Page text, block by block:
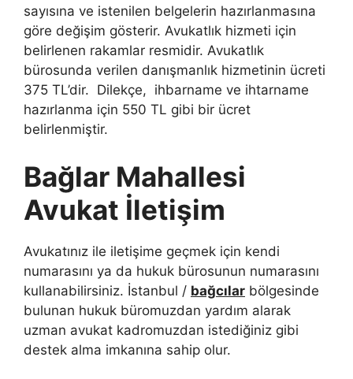
sayısına ve istenilen belgelerin hazırlanmasına
göre değişim gösterir. Avukatlık hizmeti için
belirlenen rakamlar resmidir. Avukatlık
bürosunda verilen danışmanlık hizmetinin ücreti
375 TL’dir. Dilekçe, ihbarname ve ihtarname
hazırlanma için 550 TL gibi bir ücret
belirlenmiştir.
Bağlar Mahallesi
Avukat İletişim
Avukatınız ile iletişime geçmek için kendi
numarasını ya da hukuk bürosunun numarasını
kullanabilirsiniz. İstanbul / bağcılar bölgesinde
bulunan hukuk büromuzdan yardım alarak
uzman avukat kadromuzdan istediğiniz gibi
destek alma imkanına sahip olur.